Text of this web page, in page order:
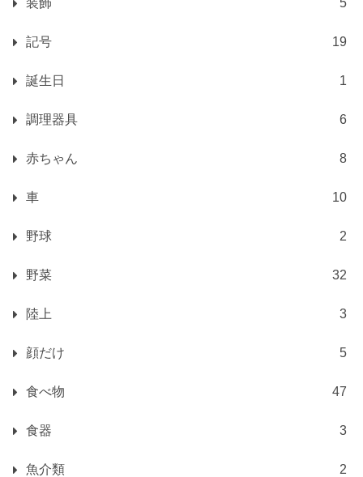
記号 19
誕生日 1
調理器具 6
赤ちゃん 8
車 10
野球 2
野菜 32
陸上 3
顔だけ 5
食べ物 47
食器 3
魚介類 2